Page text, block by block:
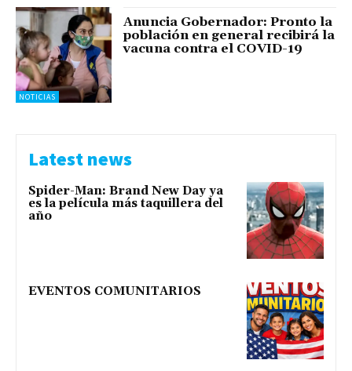
NOTICIAS
Anuncia Gobernador: Pronto la
población en general recibirá la
vacuna contra el COVID-19
Latest news
Spider-Man: Brand New Day ya
es la película más taquillera del
año
EVENTOS COMUNITARIOS